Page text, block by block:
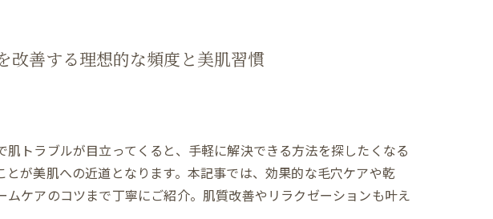
改善する理想的な頻度と美肌習慣
トラブルが目立ってくると、手軽に解決できる方法を探したくなる
が美肌への近道となります。本記事では、効果的な毛穴ケアや乾
ケアのコツまで丁寧にご紹介。肌質改善やリラクゼーションも叶え